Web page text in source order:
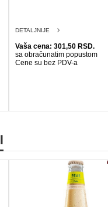
DETALJNIJE
Vaša cena: 301,50 RSD.
sa obračunatim popustom
Cene su bez PDV-a